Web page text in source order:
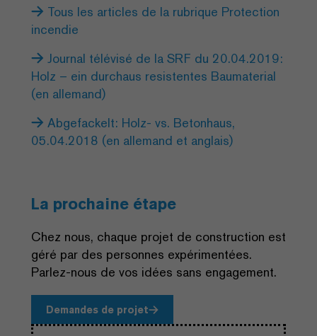
Tous les articles de la rubrique Protection
incendie
Journal télévisé de la SRF du 20.04.2019:
Holz – ein durchaus resistentes Baumaterial
(en allemand)
Abgefackelt: Holz- vs. Betonhaus,
05.04.2018 (en allemand et anglais)
La prochaine étape
Chez nous, chaque projet de construction est
géré par des personnes expérimentées.
Parlez-nous de vos idées sans engagement.
Demandes de projet